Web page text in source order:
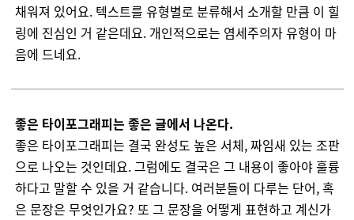
채워져 있어요. 텍스트를 유형별로 분류해서 소개할 만큼 이 힐
링에 진심인 거 같은데요. 개인적으로는 염세주의자유형이 마
음에 드네요.
좋은 타이포그래피는 좋은 글에서 나온다.
좋은 타이포그래피는 결국 완성도 높은 서체,짜임새 있는 조판
으로 나오는 것인데요.그럼에도 결국은 그 내용이 좋아야훌륭
하다고 말할수 있을 거 같습니다. 여러분들이 다루는 단어,혹
은 문장은 무엇인가요? 또 그 문장을 어떻게 표현하고 계신가